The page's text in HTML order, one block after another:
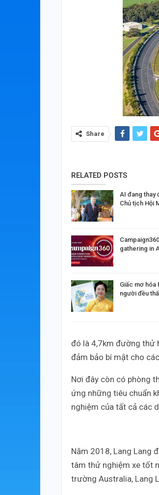
Share
RELATED POSTS
AI đang thay
Chủ tịch Hội
gathering in
Giấc mơ hóa
người đều
đó là 4,7km đường thử
đảm bảo bí mật cho
Nơi đây còn có phòng
ứng những tiêu chuẩn
nghiệm của tất cả các
Năm 2018, Lang Lang
tâm thử nghiệm xe tốt
trường Australia, Lang